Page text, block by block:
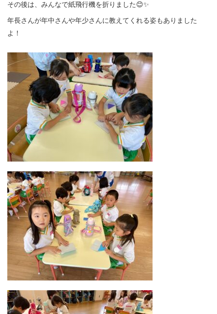
その後は、みんなで紙飛行機を折りました😊✨
年長さんが年中さんや年少さんに教えてくれる姿もありました
よ！